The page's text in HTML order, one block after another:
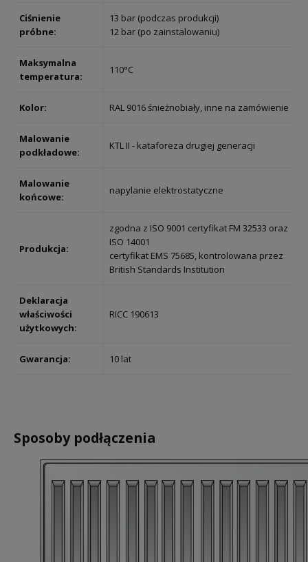
Ciśnienie
próbne:
13 bar (podczas produkcji)
12 bar (po zainstalowaniu)
Maksymalna
temperatura:
110°C
Kolor: RAL 9016 śnieżnobiały, inne na zamówienie
Malowanie
podkładowe:
KTL II - kataforeza drugiej generacji
Malowanie
końcowe:
napylanie elektrostatyczne
Produkcja:
zgodna z ISO 9001 certyfikat FM 32533 oraz
ISO 14001
certyfikat EMS 75685, kontrolowana przez
British Standards Institution
Deklaracja
właściwości
użytkowych:
RICC 190613
Gwarancja: 10 lat
Sposoby podłączenia